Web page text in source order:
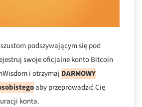
podszywającym się pod
swoje oficjalne konto Bitcoin
i otrzymaj DARMOWY
aby przeprowadzić Cię
konta.